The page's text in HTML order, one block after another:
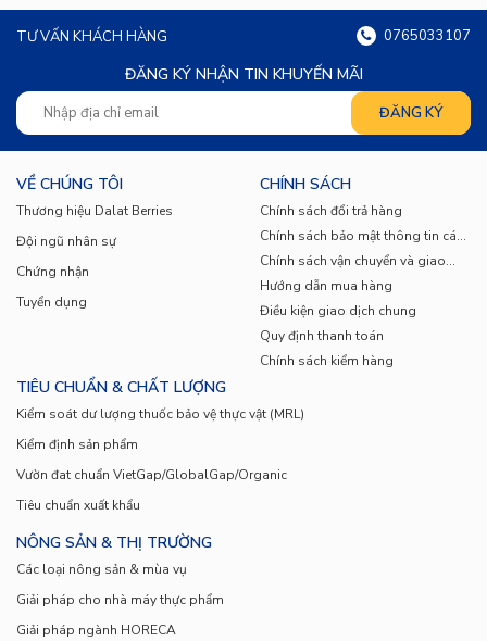
TƯ VẤN KHÁCH HÀNG 0765033107
ĐĂNG KÝ NHẬN TIN KHUYẾN MÃI
VỀ CHÚNG TÔI
Thương hiệu Dalat Berries
Đội ngũ nhân sự
Chứng nhận
Tuyển dụng
CHÍNH SÁCH
Chính sách đổi trả hàng
Chính sách bảo mật thông tin cá
nhân
Chính sách vận chuyển và giao
nhận
Hướng dẫn mua hàng
Điều kiện giao dịch chung
Quy định thanh toán
Chính sách kiểm hàng
TIÊU CHUẨN & CHẤT LƯỢNG
Kiểm soát dư lượng thuốc bảo vệ thực vật (MRL)
Kiểm định sản phẩm
Vườn đat chuẩn VietGap/GlobalGap/Organic
Tiêu chuẩn xuất khẩu
NÔNG SẢN & THỊ TRƯỜNG
Các loại nông sản & mùa vụ
Giải pháp cho nhà máy thực phẩm
Giải pháp ngành HORECA